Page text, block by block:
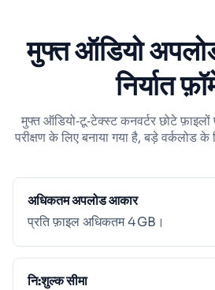
मुफ्त ऑडियो
निर्यात
मुफ्त ऑडियो‑टू‑टेक्स्ट कनवर्टर छोटे फ़ाइलों
परीक्षण के लिए बनाया गया है, बड़े वर्कलोड
अधिकतम अपलोड आकार
प्रति फ़ाइल अधिकतम 4 GB।
नि:शुल्क सीमा